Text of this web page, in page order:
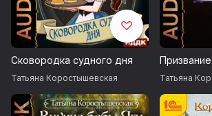
Сковородка судного дня
Татьяна Коростышевская Татьяна